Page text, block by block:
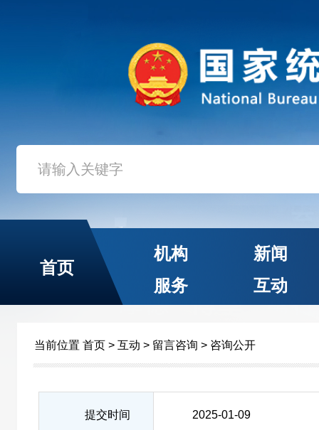
首页
机构
新闻
服务
互动
当前位置 首页> 互动 > 留言咨询 > 咨询公开
提交时间 2025-01-09